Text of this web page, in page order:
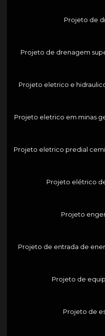
Projeto de
Projeto de drenagem
Projeto eletrico e
Projeto eletrico em minas
Projeto eletrico predial
Projeto elétrico
Projeto
Projeto de entrada de
Projeto de
Projeto de